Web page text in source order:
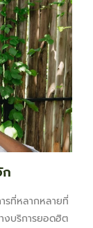
รที่หลากหลายที่
งบริการยอดฮิต